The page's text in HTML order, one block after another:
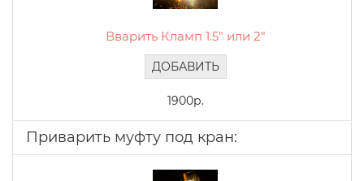
Вварить Кламп 1.5" или 2"
ДОБАВИТЬ
1900р.
Приварить муфту под кран: